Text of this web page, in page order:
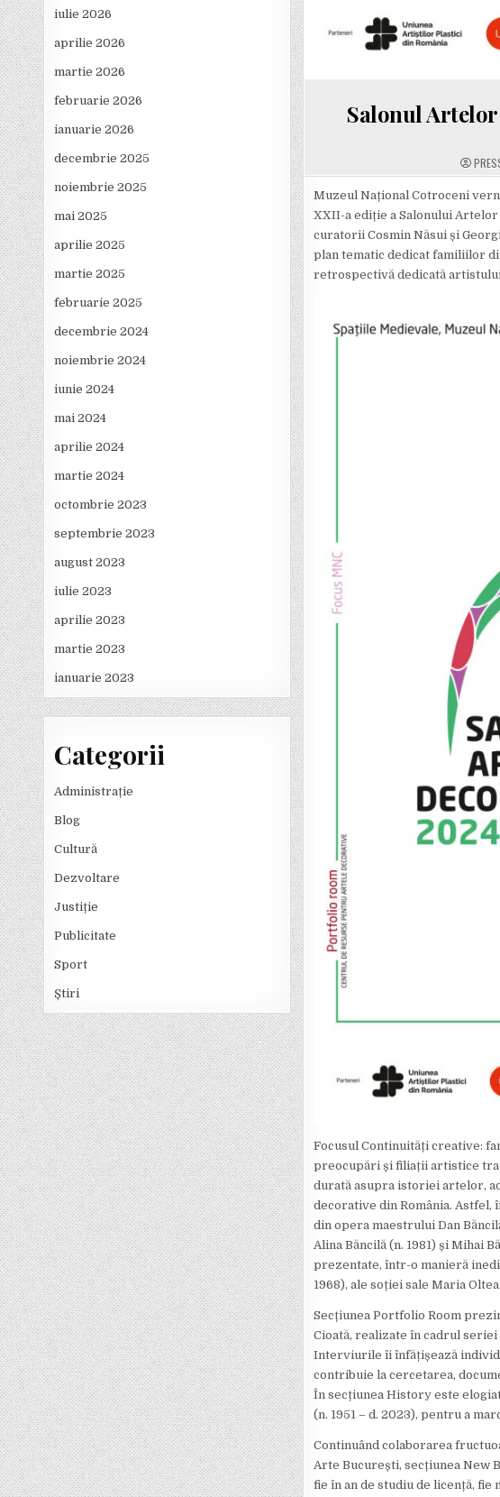
iulie 2026
aprilie 2026
martie 2026
februarie 2026
ianuarie 2026
decembrie 2025
noiembrie 2025
mai 2025
aprilie 2025
martie 2025
februarie 2025
decembrie 2024
noiembrie 2024
iunie 2024
mai 2024
aprilie 2024
martie 2024
octombrie 2023
septembrie 2023
august 2023
iulie 2023
aprilie 2023
martie 2023
ianuarie 2023
Categorii
Administrație
Blog
Cultură
Dezvoltare
Justiție
Publicitate
Sport
Știri
Salonul
Muzeul Național Cotroceni
XXII-a ediție a Salonului
curatorii Cosmin Năsui și
plan tematic dedicat familiilor
retrospectivă dedicată
Focusul Continuități creative:
preocupări și filiații artistice
durată asupra istoriei artelor,
decorative din România.
din opera maestrului Dan
Alina Băncilă (n. 1981) și Mihai
prezentate, într-o manieră
1968), ale soției sale Maria
Secțiunea Portfolio Room
Cioată, realizate în cadrul
Interviurile îi înfățișează
contribuie la cercetarea,
În secțiunea History este
(n. 1951 – d. 2023), pentru a
Continuând colaborarea
Arte București, secțiunea New
fie în an de studiu de licență,